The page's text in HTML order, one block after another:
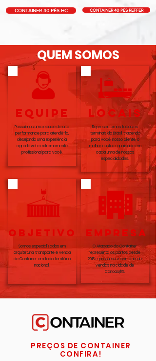
CONTAINER 40 PÉS HC CONTAINER 40 PÉS REFFER
QUEM SOMOS
equipe
Possuímos uma equipe de alta
performance para atendê-lo,
desejando uma experiência
agradável e extremamente
profissional para você.
LOCAIS
Representamos todos os
terminais do Brasil, trazendo
para você, nosso cliente, o
melhor custo e qualidade em
cada uma de nossas
especialidades.
OBJETIVO
Somos especializados em
arquitetura, transporte e venda
de Container em todo território
nacional.
EMPRESA
O Atacado do Container
representa os portos desde
2013 e possui seu escritório de
vendas na cidade de
Canoas/RS.
PREÇOS DE CONTAINER
CONFIRA!